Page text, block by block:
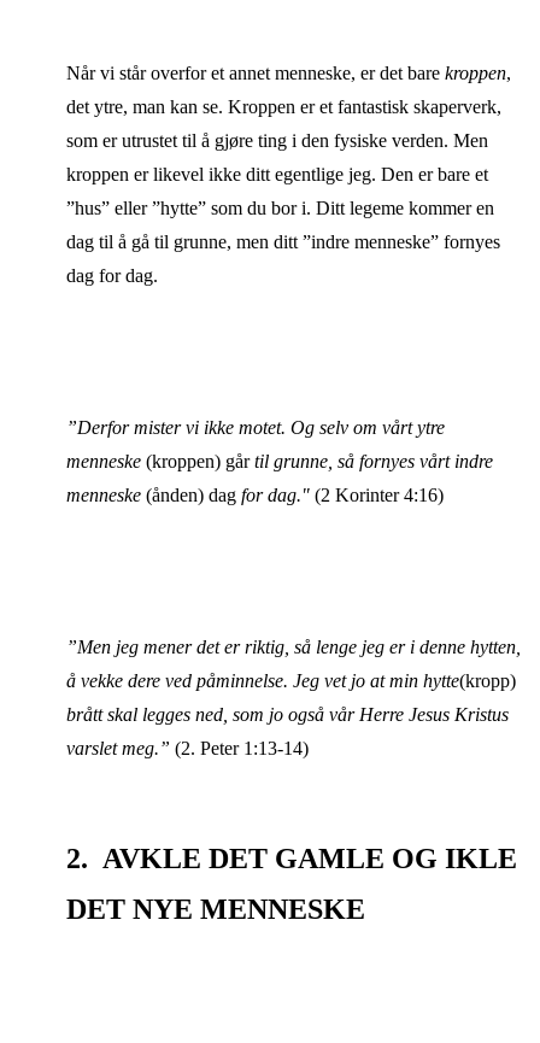
Når vi står overfor et annet menneske, er det bare kroppen,
det ytre, man kan se. Kroppen er et fantastisk skaperverk,
som er utrustet til å gjøre ting i den fysiske verden. Men
kroppen er likevel ikke ditt egentlige jeg. Den er bare et
”hus” eller ”hytte” som du bor i. Ditt legeme kommer en
dag til å gå til grunne, men ditt ”indre menneske” fornyes
dag for dag.
”Derfor mister vi ikke motet. Og selv om vårt ytre
menneske (kroppen) gårtil grunne, så fornyes vårt indre
menneske (ånden) dag for dag." (2 Korinter 4:16)
”Men jeg mener det er riktig, så lenge jeg er i denne hytten,
å vekke dere ved påminnelse. Jeg vet jo at min hytte(kropp)
brått skal legges ned, som jo også vår Herre Jesus Kristus
varslet meg.” (2. Peter 1:13-14)
2. AVKLE DET GAMLE OG IKLE
DET NYE MENNESKE